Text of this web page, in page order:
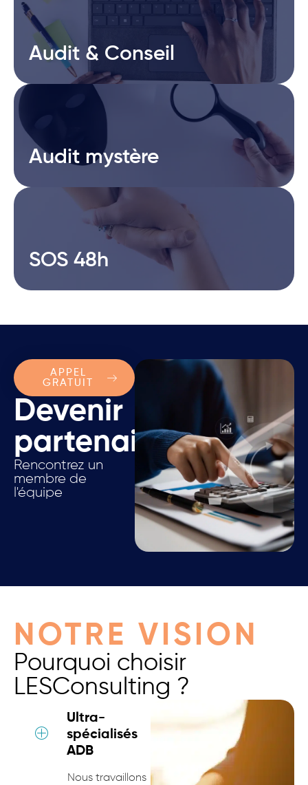
Audit & Conseil
Audit & Conseil
Audit mystère
Audit mystère
SOS 48h
SOS 48h
Devenir
partenaire.
Rencontrez un
membre de
l'équipe
APPEL
GRATUIT
NOTRE VISION
Pourquoi choisir
LESConsulting ?
Ultra-
spécialisés
ADB
Nous travaillons